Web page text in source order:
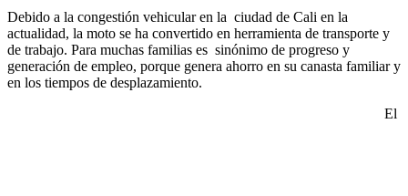
Debido a la congestión vehicular en la ciudad de Cali en la
actualidad, la moto se ha convertido en herramienta de transporte y
de trabajo. Para muchas familias es sinónimo de progreso y
generación de empleo, porque genera ahorro en su canasta familiar y
en los tiempos de desplazamiento.
El